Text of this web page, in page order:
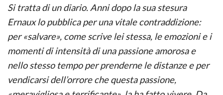
Si tratta di un diario. Anni dopo la sua stesura
Ernaux lo pubblica per una vitale contraddizione:
per «salvare», come scrive lei stessa, le emozioni e i
momenti di intensità di una passione amorosa e
nello stesso tempo per prenderne le distanze e per
vendicarsi dell’orrore che questa passione,